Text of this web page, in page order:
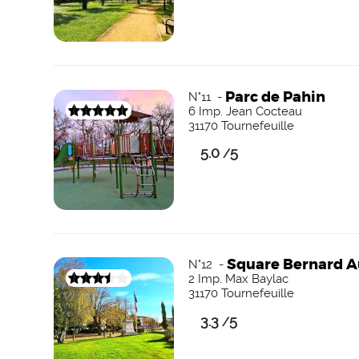
N°11 - Parc de Pahin
6 Imp. Jean Cocteau
31170 Tournefeuille
5.0 /5
N°12 -Square Bernard
2 Imp. Max Baylac
31170 Tournefeuille
3.3 /5